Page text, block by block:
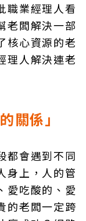
職業經理人看
老闆解決一部
核心資源的老
理人解決連老
關係」
都會遇到不同
身上，人的管
愛吃酸的、愛
的老闆一定跨